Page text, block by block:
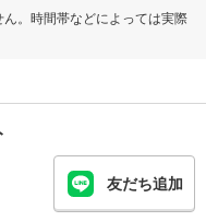
。時間帯などによっては実際
友だち追加